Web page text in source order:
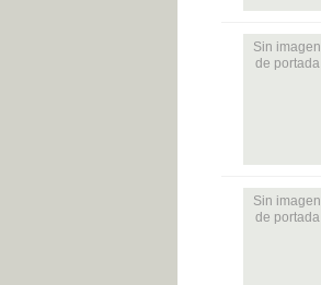
Sin imagen
de portada
Sin imagen
de portada